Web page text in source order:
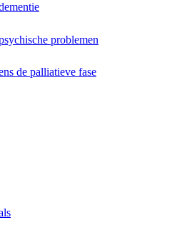
problemen
de palliatieve fase